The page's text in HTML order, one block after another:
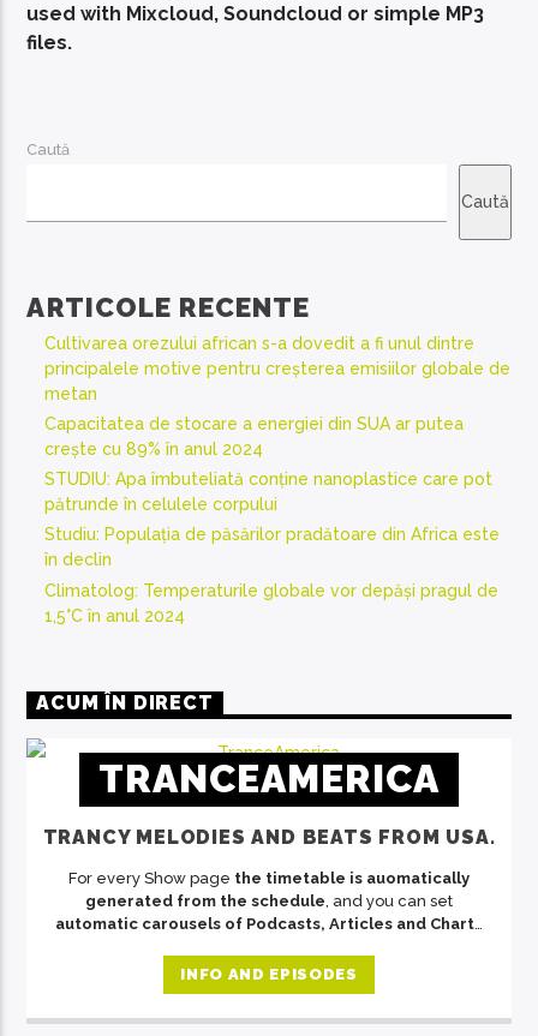
used with Mixcloud, Soundcloud or simple MP3
files.
Caută
Caută
ARTICOLE RECENTE
Cultivarea orezului african s-a dovedit a fi unul dintre
principalele motive pentru creșterea emisiilor globale de
metan
Capacitatea de stocare a energiei din SUA ar putea
crește cu 89% în anul 2024
STUDIU: Apa îmbuteliată conține nanoplastice care pot
pătrunde în celulele corpului
Studiu: Populația de păsărilor pradătoare din Africa este
în declin
Climatolog: Temperaturile globale vor depăși pragul de
1,5°C în anul 2024
ACUM ÎN DIRECT
TRANCEAMERICA
TRANCY MELODIES AND BEATS FROM USA.
For every Show page the timetable is auomatically
generated from the schedule , and you can set
automatic carousels of Podcasts, Articles and Charts
Sed justo mauris, auctor eget tellus nec, pellentesque
varius mauris. Sed eu congue nulla, et tincidunt justo.
Aliquam semper faucibus odio id varius. Suspendisse
INFO AND EPISODES